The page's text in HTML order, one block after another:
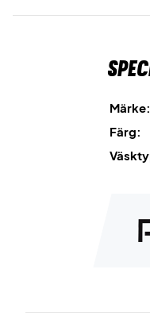
Märke:
Färg: